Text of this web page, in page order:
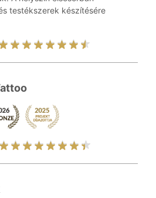
testékszerek készítésére